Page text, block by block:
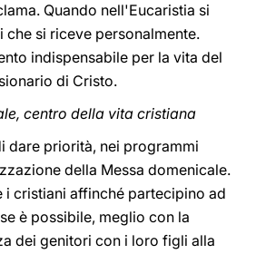
Quando nell'Eucaristia si
che si riceve personalmente.
indispensabile per la vita del
di Cristo.
centro della vita cristiana
dare priorità, nei programmi
della Messa domenicale.
cristiani affinché partecipino ad
è possibile, meglio con la
dei genitori con i loro figli alla